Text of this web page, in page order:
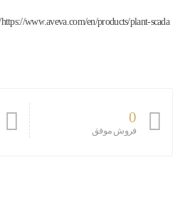
https://www.aveva.com/en/products/plant-scada/
0
فروش موفق